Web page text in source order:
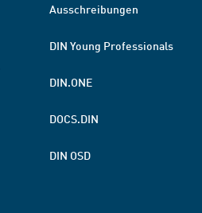
Ausschreibungen
DIN Young Professionals
DIN.ONE
DOCS.DIN
DIN OSD